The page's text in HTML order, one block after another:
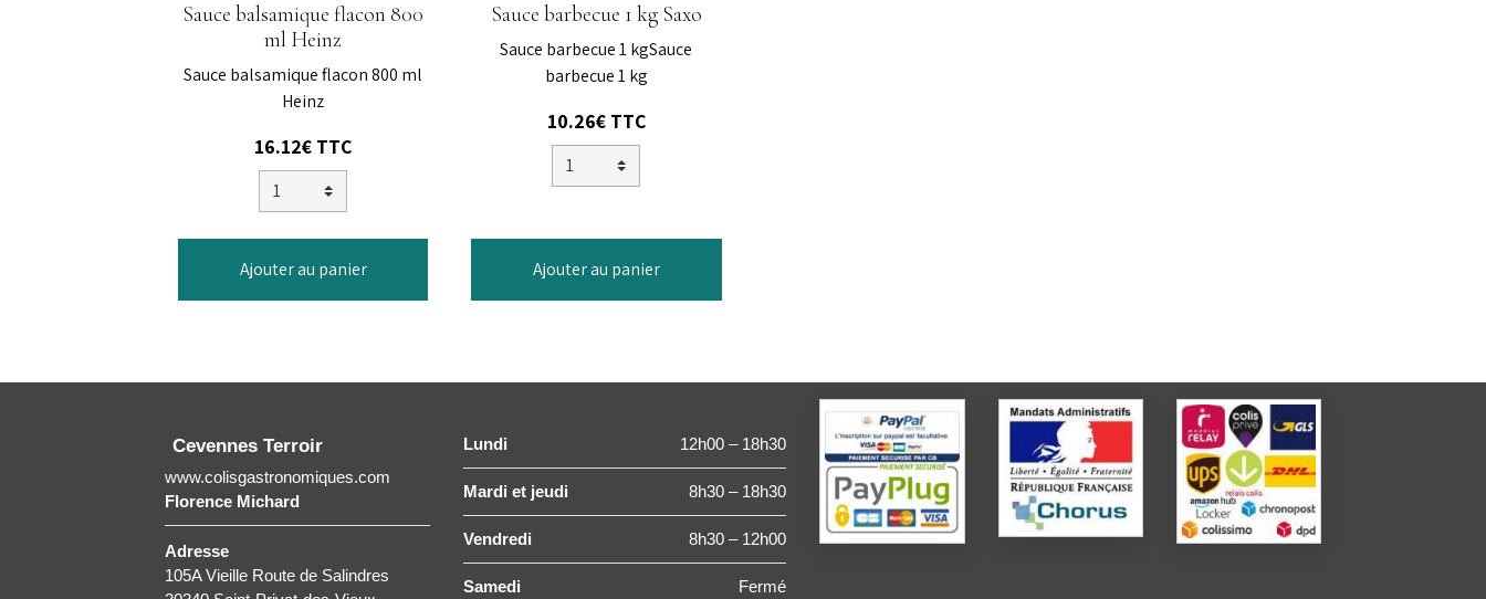
Sauce balsamique flacon 800
ml Heinz
Sauce balsamique flacon 800 ml
Heinz
16.12€ TTC
Ajouter au panier
Sauce barbecue 1 kg Saxo
Sauce barbecue 1 kgSauce
barbecue 1 kg
10.26€ TTC
Ajouter au panier
Cevennes Terroir
www.colisgastronomiques.com
Florence Michard
Adresse
105A Vieille Route de Salindres
Lundi 12h00 – 18h30
Mardi et jeudi 8h30 – 18h30
Vendredi 8h30 – 12h00
Samedi Fermé